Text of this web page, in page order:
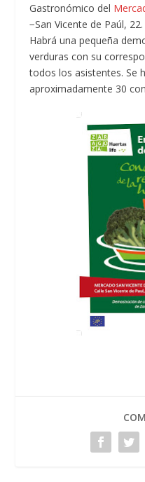
Gastronómico del
−San Vicente de Paúl,
Habrá una pequeña
verduras con su
todos los asistentes. Se
aproximadamente 30